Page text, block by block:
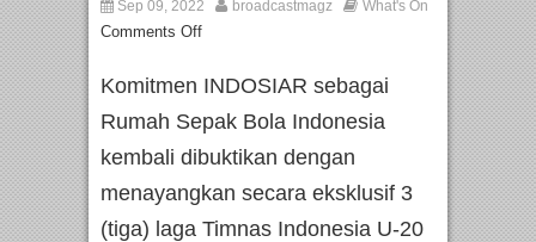
Sep 09, 2022 broadcastmagz What's On
Comments Off
Komitmen INDOSIAR sebagai
Rumah Sepak Bola Indonesia
kembali dibuktikan dengan
menayangkan secara eksklusif 3
(tiga) laga Timnas Indonesia U-20